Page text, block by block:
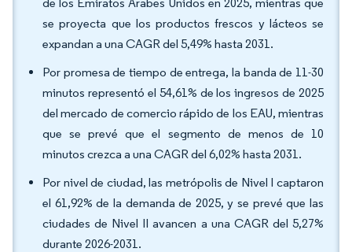
se proyecta que los productos frescos y lácteos se
expandan a una CAGR del 5,49% hasta 2031.
Por promesa de tiempo de entrega, la banda de 11-30
minutos representó el 54,61% de los ingresos de 2025
del mercado de comercio rápido de los EAU, mientras
que se prevé que el segmento de menos de 10
minutos crezca a una CAGR del 6,02% hasta 2031.
Por nivel de ciudad, las metrópolis de Nivel I captaron
el 61,92% de la demanda de 2025, y se prevé que las
ciudades de Nivel II avancen a una CAGR del 5,27%
durante 2026-2031.